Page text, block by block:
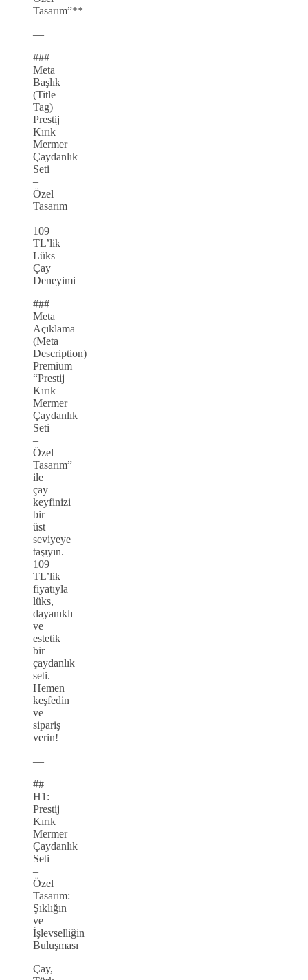
Tasarım”**
—
###
Meta
Başlık
(Title
Tag)
Prestij
Kırık
Mermer
Çaydanlık
Seti
–
Özel
Tasarım
|
109
TL’lik
Lüks
Çay
Deneyimi
###
Meta
Açıklama
(Meta
Description)
Premium
“Prestij
Kırık
Mermer
Çaydanlık
Seti
–
Özel
Tasarım”
ile
çay
keyfinizi
bir
üst
seviyeye
taşıyın.
109
TL’lik
fiyatıyla
lüks,
dayanıklı
ve
estetik
bir
çaydanlık
seti.
Hemen
keşfedin
ve
sipariş
verin!
—
##
H1:
Prestij
Kırık
Mermer
Çaydanlık
Seti
–
Özel
Tasarım:
Şıklığın
ve
İşlevselliğin
Buluşması
Çay,